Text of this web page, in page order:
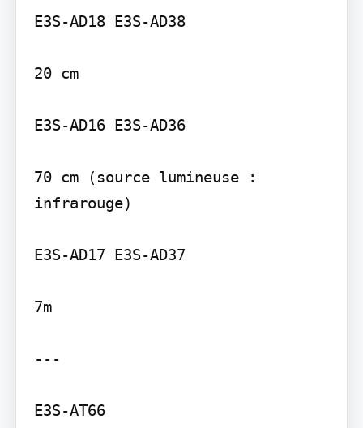
E3S-AD18 E3S-AD38
20 cm
E3S-AD16 E3S-AD36
70 cm (source lumineuse :
infrarouge)
E3S-AD17 E3S-AD37
7m
---
E3S-AT66